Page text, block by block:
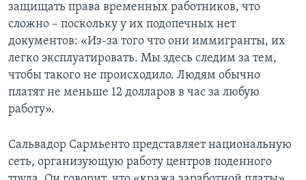
защищать права временных работников, что
сложно – поскольку у их подопечных нет
документов: «Из-за того что они иммигранты, их
легко эксплуатировать. Мы здесь следим за тем,
чтобы такого не происходило. Людям обычно
платят не меньше 12 долларов в час за любую
работу».
Сальвадор Сармьенто представляет национальную
сеть, организующую работу центров поденного